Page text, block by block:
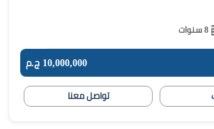
8 سنوات
10,000,000 ج.م
تواصل معنا